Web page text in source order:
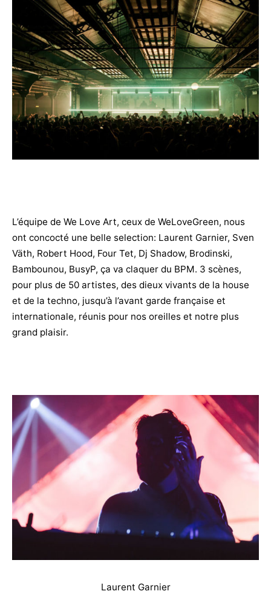
L’équipe de We Love Art, ceux de WeLoveGreen, nous
ont concocté une belle selection: Laurent Garnier, Sven
Väth, Robert Hood, Four Tet, Dj Shadow, Brodinski,
Bambounou, BusyP, ça va claquer du BPM. 3 scènes,
pour plus de 50 artistes, des dieux vivants de la house
et de la techno, jusqu’à l’avant garde française et
internationale, réunis pour nos oreilles et notre plus
grand plaisir.
Laurent Garnier